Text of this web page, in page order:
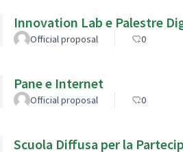
Innovation Lab e Palestre
Official proposal 0
Pane e Internet
Official proposal 0
Scuola Diffusa per la